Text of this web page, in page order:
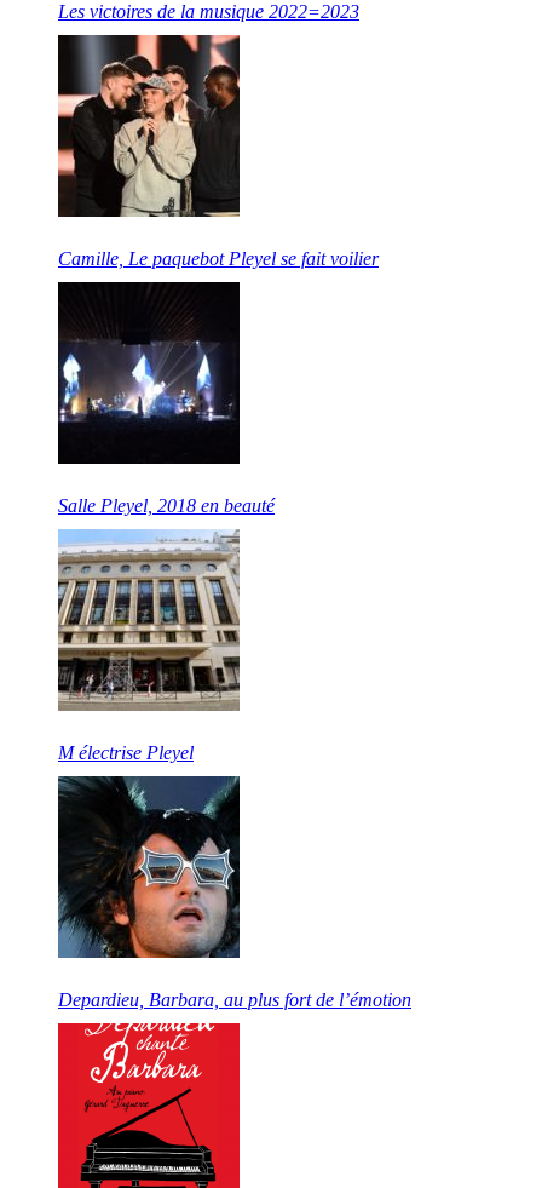
Les victoires de la musique 2022=2023
Camille, Le paquebot Pleyel se fait voilier
Salle Pleyel, 2018 en beauté
M électrise Pleyel
Depardieu, Barbara, au plus fort de l’émotion